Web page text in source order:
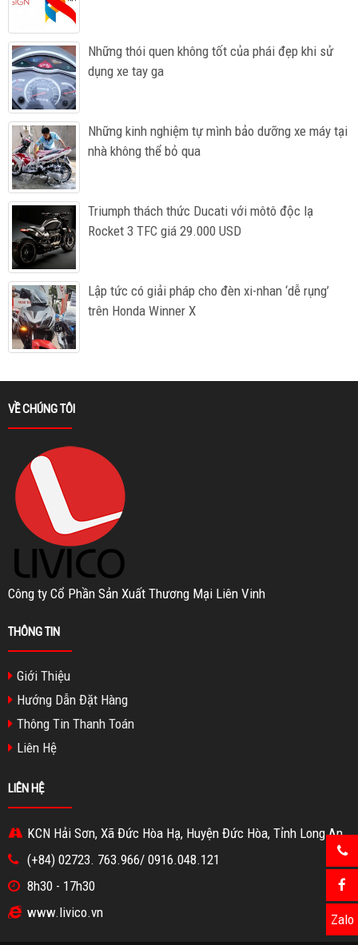
Những thói quen không tốt của phái đẹp khi sử
dụng xe tay ga
Những kinh nghiệm tự mình bảo dưỡng xe máy tại
nhà không thể bỏ qua
Triumph thách thức Ducati với môtô độc lạ
Rocket 3 TFC giá 29.000 USD
Lập tức có giải pháp cho đèn xi-nhan ‘dễ rụng’
trên Honda Winner X
VỀ CHÚNG TÔI
Công ty Cổ Phần Sản Xuất Thương Mại Liên Vinh
THÔNG TIN
Giới Thiệu
Hướng Dẫn Đặt Hàng
Thông Tin Thanh Toán
Liên Hệ
LIÊN HỆ
KCN Hải Sơn, Xã Đức Hòa Hạ, Huyện Đức Hòa, Tỉnh Long An
(+84) 02723. 763.966/ 0916.048.121
8h30 - 17h30
www.livico.vn
Zalo